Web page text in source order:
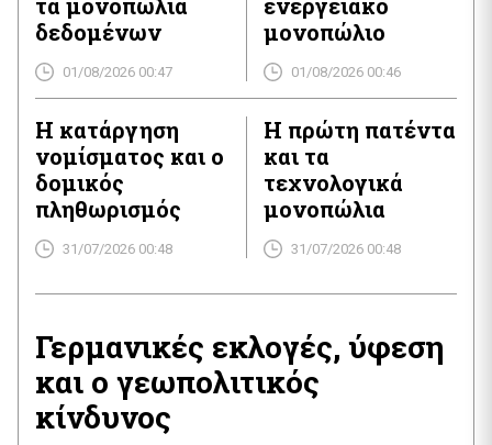
δεδομένων
01/08/2026 00:47
μονοπώλιο
01/08/2026 00:46
Η κατάργηση
νομίσματος και ο
δομικός
πληθωρισμός
31/07/2026 00:48
Η πρώτη πατέντα
και τα
τεχνολογικά
μονοπώλια
31/07/2026 00:48
Γερμανικές εκλογές, ύφεση
και ο γεωπολιτικός
κίνδυνος